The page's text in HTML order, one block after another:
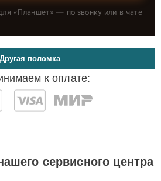
«Планшет» — по звонку или в чате
к оплате:
Другая поломка
сервисного центра